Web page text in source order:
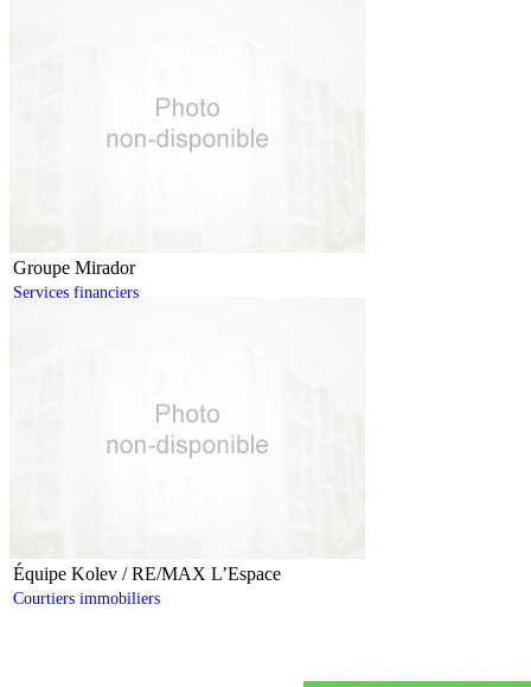
Groupe Mirador
Services financiers
Équipe Kolev / RE/MAX L’Espace
Courtiers immobiliers